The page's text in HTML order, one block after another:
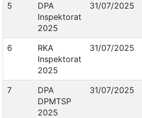
5
DPA
Inspektorat
2025
31/07/2025
6
RKA
Inspektorat
2025
31/07/2025
7
DPA
DPMTSP
2025
31/07/2025